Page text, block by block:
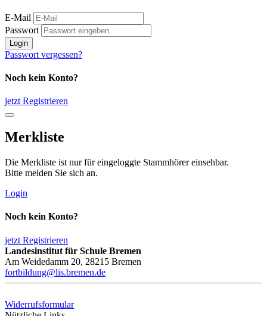
E-Mail
Passwort
Login
Passwort vergessen?
Noch kein Konto?
jetzt Registrieren
Merkliste
Die Merkliste ist nur für eingeloggte Stammhörer einsehbar.
Bitte melden Sie sich an.
Login
Noch kein Konto?
jetzt Registrieren
Landesinstitut für Schule Bremen
Am Weidedamm 20, 28215 Bremen
fortbildung@lis.bremen.de
Widerrufsformular